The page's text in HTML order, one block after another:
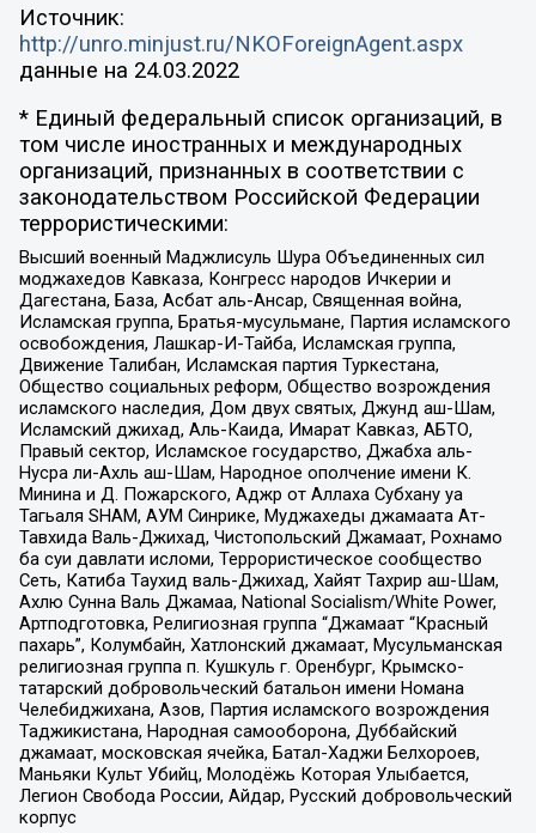
Источник:
http://unro.minjust.ru/NKOForeignAgent.aspx
данные на 24.03.2022
* Единый федеральный список организаций, в
том числе иностранных и международных
организаций, признанных в соответствии с
законодательством Российской Федерации
террористическими:
Высший военный Маджлисуль Шура Объединенных сил
моджахедов Кавказа, Конгресс народов Ичкерии и
Дагестана, База, Асбат аль-Ансар, Священная война,
Исламская группа, Братья-мусульмане, Партия исламского
освобождения, Лашкар-И-Тайба, Исламская группа,
Движение Талибан, Исламская партия Туркестана,
Общество социальных реформ, Общество возрождения
исламского наследия, Дом двух святых, Джунд аш-Шам,
Исламский джихад, Аль-Каида, Имарат Кавказ, АБТО,
Правый сектор, Исламское государство, Джабха аль-
Нусра ли-Ахль аш-Шам, Народное ополчение имени К.
Минина и Д. Пожарского, Аджр от Аллаха Субхану уа
Тагьаля SHAM, АУМ Синрике, Муджахеды джамаата Ат-
Тавхида Валь-Джихад, Чистопольский Джамаат, Рохнамо
ба суи давлати исломи, Террористическое сообщество
Сеть, Катиба Таухид валь-Джихад, Хайят Тахрир аш-Шам,
Ахлю Сунна Валь Джамаа, National Socialism/White Power,
Артподготовка, Религиозная группа “Джамаат “Красный
пахарь”, Колумбайн, Хатлонский джамаат, Мусульманская
религиозная группа п. Кушкуль г. Оренбург, Крымско-
татарский добровольческий батальон имени Номана
Челебиджихана, Азов, Партия исламского возрождения
Таджикистана, Народная самооборона, Дуббайский
джамаат, московская ячейка, Батал-Хаджи Белхороев,
Маньяки Культ Убийц, Молодёжь Которая Улыбается,
Легион Свобода России, Айдар, Русский добровольческий
корпус